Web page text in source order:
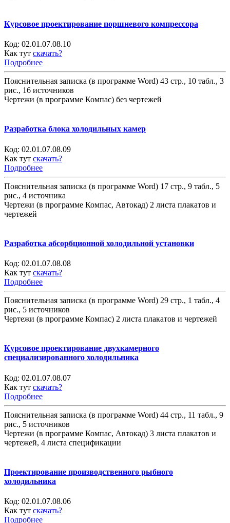
Курсовое проектирование поршневого компрессора
Код: 02.01.07.08.10
Как тут скачать?
Подробнее
Пояснительная записка (в программе Word) 43 стр., 10 табл., 3
рис., 16 источников
Чертежи (в программе Компас) без чертежей
Разработка блока холодильных камер
Код: 02.01.07.08.09
Как тут скачать?
Подробнее
Пояснительная записка (в программе Word) 17 стр., 9 табл., 5
рис., 4 источника
Чертежи (в программе Компас, Автокад) 2 листа плакатов и
чертежей
Разработка абсорбционной холодильной установки
Код: 02.01.07.08.08
Как тут скачать?
Подробнее
Пояснительная записка (в программе Word) 29 стр., 1 табл., 4
рис., 5 источников
Чертежи (в программе Компас) 2 листа плакатов и чертежей
Курсовое проектирование двухкамерного
специализированного холодильника
Код: 02.01.07.08.07
Как тут скачать?
Подробнее
Пояснительная записка (в программе Word) 44 стр., 11 табл., 9
рис., 5 источников
Чертежи (в программе Компас, Автокад) 3 листа плакатов и
чертежей, 4 листа спецификации
Проектирование производственного рыбного
холодильника
Код: 02.01.07.08.06
Как тут скачать?
Подробнее